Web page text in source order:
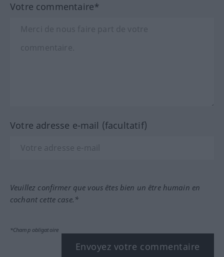
Votre commentaire*
Votre adresse e-mail (facultatif)
Veuillez confirmer que vous êtes bien un être humain en
cochant cette case.*
*Champ obligatoire
Envoyez votre commentaire